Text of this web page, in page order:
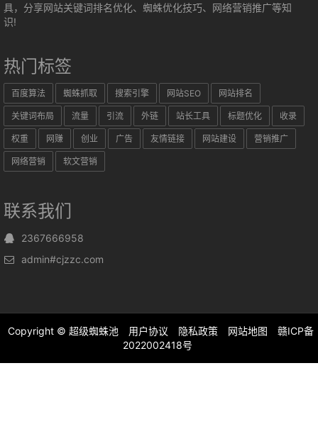
具，分享网站关键词排名优化、蜘蛛优化技巧、网络营销推广等知
识!
热门标签
百度算法 蜘蛛抓取 搜索引擎 网站SEO 网站排名
关键词布局 流量 引流 外链 站长工具 标题优化 收录
权重 网赚 创业 广告 友情链接 网站建设 营销推广
网络营销 软文营销
联系我们
2367666958
admin#cjzzc.com
Copyright © 超级蜘蛛池 用户协议 隐私政策 网站地图
赣ICP备
2022002418号